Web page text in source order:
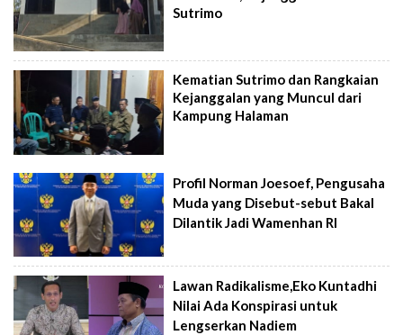
Sutrimo
Kematian Sutrimo dan Rangkaian
Kejanggalan yang Muncul dari
Kampung Halaman
Profil Norman Joesoef, Pengusaha
Muda yang Disebut-sebut Bakal
Dilantik Jadi Wamenhan RI
Lawan Radikalisme,Eko Kuntadhi
Nilai Ada Konspirasi untuk
Lengserkan Nadiem